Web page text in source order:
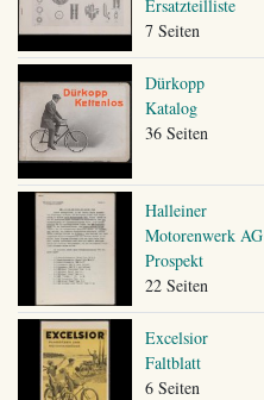
Ersatzteilliste
7 Seiten
Dürkopp
Katalog
36 Seiten
Halleiner
Motorenwerk AG
Prospekt
22 Seiten
Excelsior
Faltblatt
6 Seiten